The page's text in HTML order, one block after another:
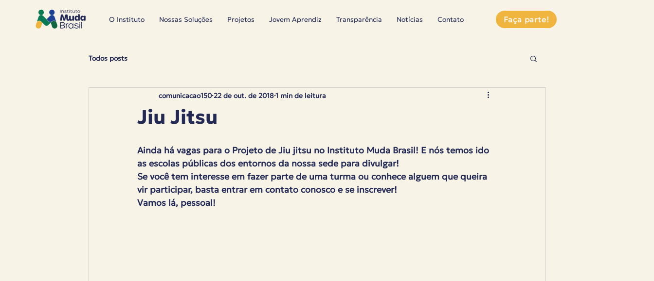
O Instituto Nossas Soluções Projetos Jovem Aprendiz Transparência Notícias Contato Faça parte!
Todos posts
Jiu Jitsu
comunicacao150 22 de out. de 20181 min de leitura
Ainda há vagas para o Projeto de Jiu jitsu no Instituto Muda Brasil! E nós temos ido
as escolas públicas dos entornos da nossa sede para divulgar!
Se você tem interesse em fazer parte de uma turma ou conhece alguem que queira
vir participar, basta entrar em contato conosco e se inscrever!
Vamos lá, pessoal!